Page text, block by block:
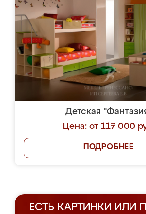
Детская
Цена: от 117 000
ПОДРОБНЕЕ
ЕСТЬ КАРТИНКИ ИЛИ